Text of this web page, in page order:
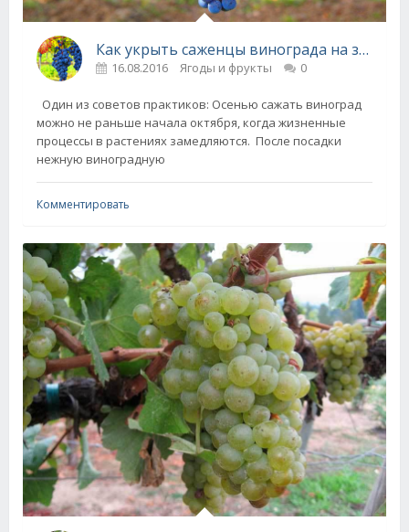
Как укрыть саженцы винограда на зиму
16.08.2016 Ягоды и фрукты 0
Один из советов практиков: Осенью сажать виноград
можно не раньше начала октября, когда жизненные
процессы в растениях замедляются. После посадки
нежную виноградную
Комментировать